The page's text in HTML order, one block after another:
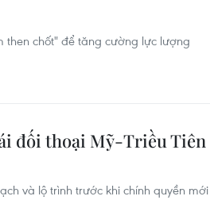
then chốt" để tăng cường lực lượng
đối thoại Mỹ-Triều Tiên
và lộ trình trước khi chính quyền mới